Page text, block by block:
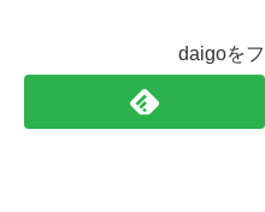
daigoを